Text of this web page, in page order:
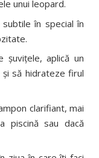
unui leopard.
în special în
şuviţele, aplică un
să hidrateze firul
clarifiant, mai
piscină sau dacă